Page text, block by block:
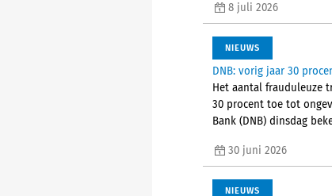
8 juli 2026
NIEUWS
DNB: vorig jaar 30
Het aantal frauduleuze
30 procent toe tot
Bank (DNB) dinsdag
30 juni 2026
NIEUWS